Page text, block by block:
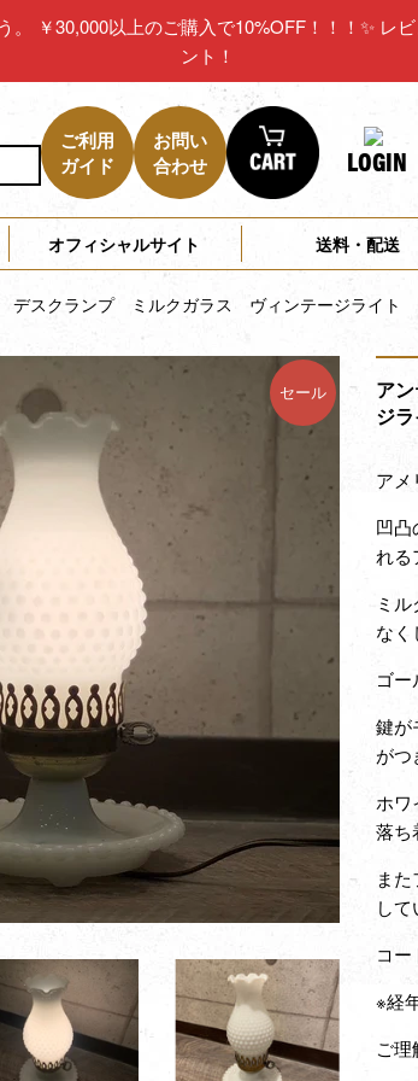
。 ￥30,000以上のご購入で10%OFF！！！✨
ント！
ご利用
ガイド
お問い
合わせ
LOGIN
オフィシャルサイト 送料・配送
デスクランプ ミルクガラス ヴィンテージライト
セール
ア
ジ
アメ
凹凸
れる
ミ
なく
ゴ
鍵が
がつ
ホワ
落ち
ま
し
コー
※経
ご